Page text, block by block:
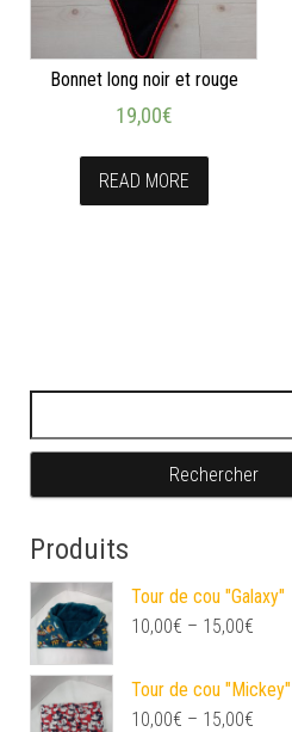
Bonnet long noir et rouge
19,00€
READ MORE
Produits
Tour de cou "Galaxy"
10,00€ – 15,00€
Tour de cou "Mickey"
10,00€ – 15,00€